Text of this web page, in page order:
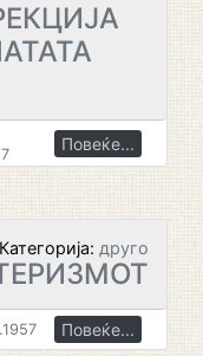
Повеќе...
Категорија: друго
Повеќе...